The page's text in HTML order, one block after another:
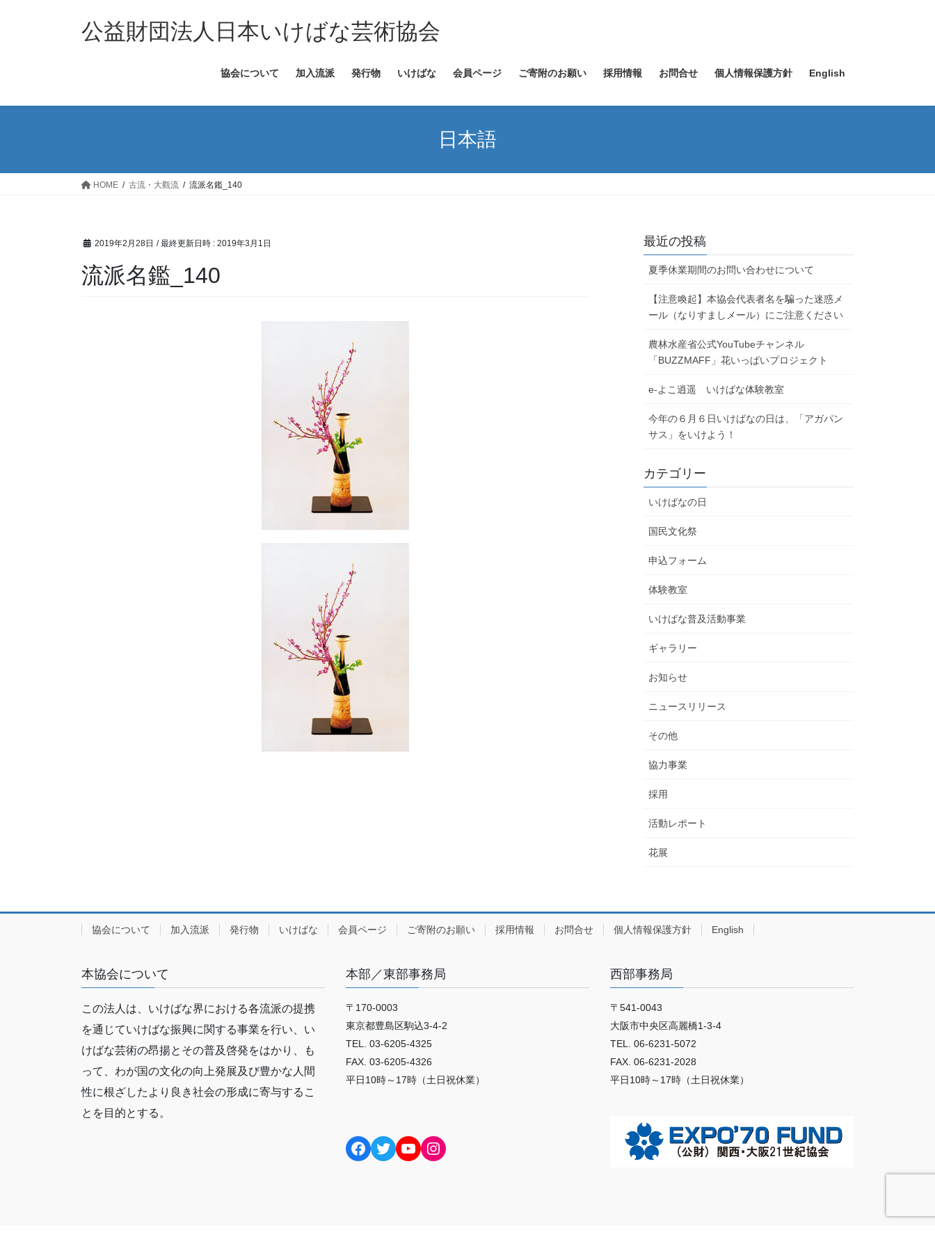
ス
ン
公益財団法人日本いけばな芸術協会
協会について 加入流派 発行物 いけばな 会員ページ ご寄附のお願い 採用情報 お問合せ 個人情報保護方針 English
日本語
HOME 古流・大觀流 流派名鑑_140
2019年2月28日 / 最終更新日時 : 2019年3月1日
流派名鑑_140
最近の投稿
夏季休業期間のお問い合わせについて
【注意喚起】本協会代表者名を騙った迷惑メ
ール（なりすましメール）にご注意ください
農林水産省公式YouTubeチャンネル
「BUZZMAFF」花いっぱいプロジェクト
e-よこ逍遥 いけばな体験教室
今年の６月６日いけばなの日は、「アガパン
サス」をいけよう！
カテゴリー
いけばなの日
国民文化祭
申込フォーム
体験教室
いけばな普及活動事業
ギャラリー
お知らせ
ニュースリリース
その他
協力事業
採用
活動レポート
花展
協会について 加入流派 発行物 いけばな 会員ページ ご寄附のお願い 採用情報 お問合せ 個人情報保護方針 English
本協会について
この法人は、いけばな界における各流派の提携
を通じていけばな振興に関する事業を行い、い
けばな芸術の昂揚とその普及啓発をはかり、も
って、わが国の文化の向上発展及び豊かな人間
性に根ざしたより良き社会の形成に寄与するこ
とを目的とする。
本部／東部事務局
〒170-0003
東京都豊島区駒込3-4-2
TEL. 03-6205-4325
FAX. 03-6205-4326
平日10時～17時（土日祝休業）
Facebook
TwitterYouTubeInstagram
西部事務局
〒541-0043
大阪市中央区高麗橋1-3-4
TEL. 06-6231-5072
FAX. 06-6231-2028
平日10時～17時（土日祝休業）